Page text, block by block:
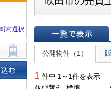
村選択
一覧で表示
公開物件（1）
1 件中 1～1件を表示